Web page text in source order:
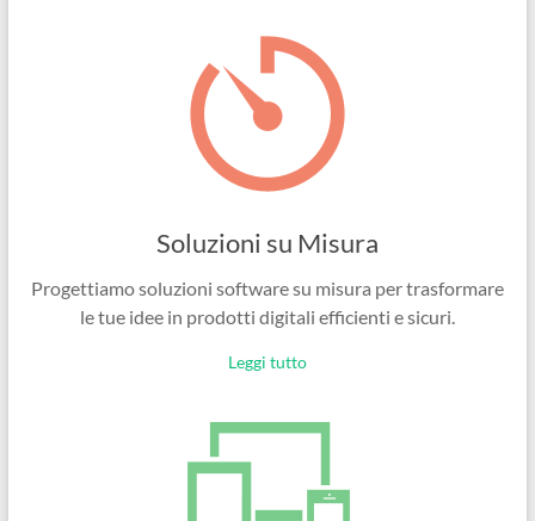
Soluzioni su Misura
Progettiamo soluzioni software su misura per trasformare
le tue idee in prodotti digitali efficienti e sicuri.
Leggi tutto